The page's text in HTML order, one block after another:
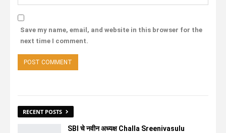
Save my name, email, and website in this browser for the
next time I comment.
RECENT POSTS
SBI चे नवीन अध्यक्ष Challa Sreenivasulu